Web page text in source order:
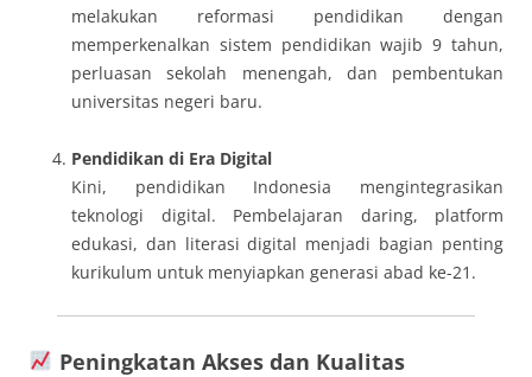
melakukan reformasi pendidikan dengan
memperkenalkan sistem pendidikan wajib 9 tahun,
perluasan sekolah menengah, dan pembentukan
universitas negeri baru.
Pendidikan di Era Digital
Kini, pendidikan Indonesia mengintegrasikan
teknologi digital. Pembelajaran daring, platform
edukasi, dan literasi digital menjadi bagian penting
kurikulum untuk menyiapkan generasi abad ke-21.
Peningkatan Akses dan Kualitas